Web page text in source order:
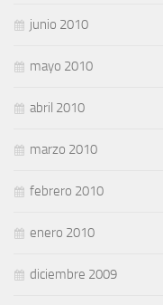
junio 2010
mayo 2010
abril 2010
marzo 2010
febrero 2010
enero 2010
diciembre 2009